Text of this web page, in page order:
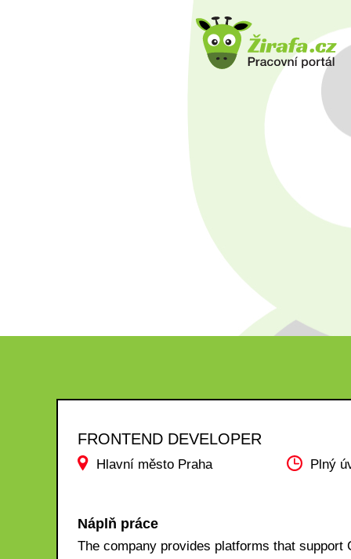
FRONTEND DEVELOPER
Hlavní město Praha Plný
Náplň práce
The company provides platforms that